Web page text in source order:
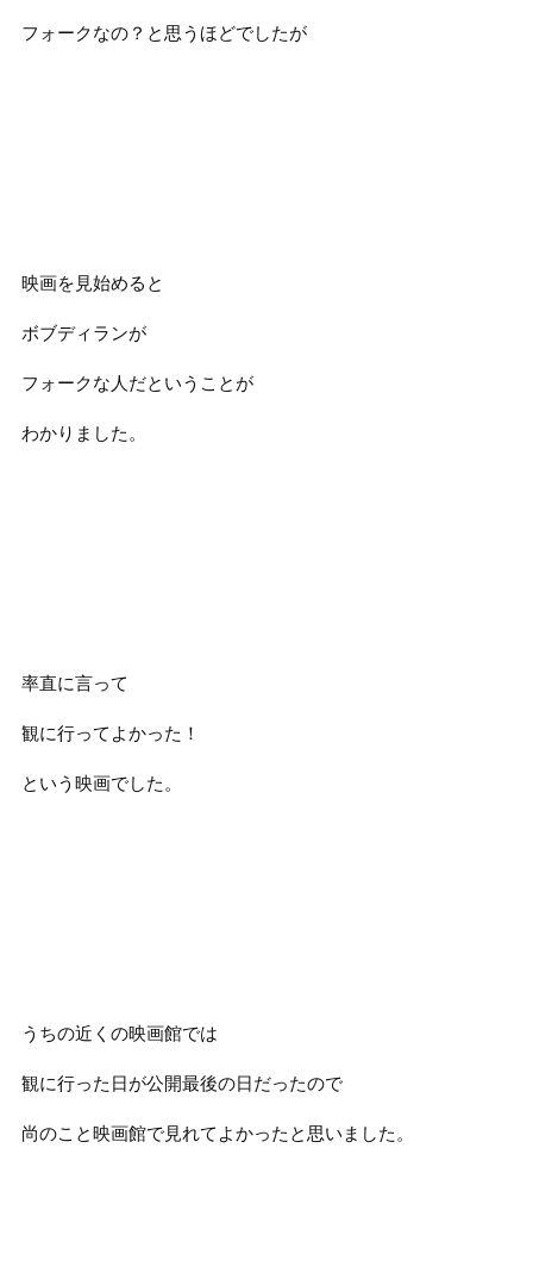
フォークなの？と思うほどでしたが
映画を見始めると
ボブディランが
フォークな人だということが
わかりました。
率直に言って
観に行ってよかった！
という映画でした。
うちの近くの映画館では
観に行った日が公開最後の日だったので
尚のこと映画館で見れてよかったと思いました。